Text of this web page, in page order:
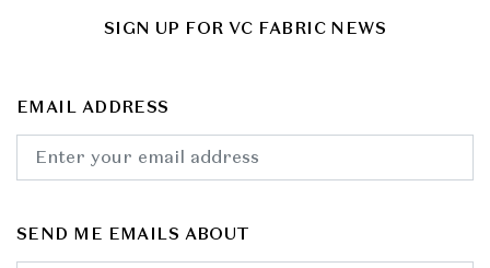
SIGN UP FOR VC FABRIC NEWS
EMAIL ADDRESS
SEND ME EMAILS ABOUT